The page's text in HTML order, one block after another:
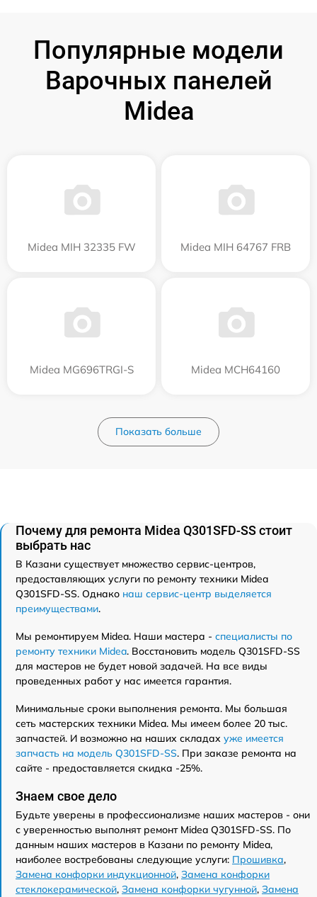
Популярные модели
Варочных панелей
Midea
Midea MIH 32335 FW Midea MIH 64767 FRB
Midea MG696TRGI-S Midea MCH64160
Показать больше
Почему для ремонта Midea Q301SFD-SS стоит
выбрать нас
В Казани существует множество сервис-центров,
предоставляющих услуги по ремонту техники Midea
Q301SFD-SS. Однако наш сервис-центр выделяется
преимуществами.
Мы ремонтируем Midea. Наши мастера - специалисты по
ремонту техники Midea. Восстановить модель Q301SFD-SS
для мастеров не будет новой задачей. На все виды
проведенных работ у нас имеется гарантия.
Минимальные сроки выполнения ремонта. Мы большая
сеть мастерских техники Midea. Мы имеем более 20 тыс.
запчастей. И возможно на наших складах уже имеется
запчасть на модель Q301SFD-SS. При заказе ремонта на
сайте - предоставляется скидка -25%.
Знаем свое дело
Будьте уверены в профессионализме наших мастеров - они
с уверенностью выполнят ремонт Midea Q301SFD-SS. По
данным наших мастеров в Казани по ремонту Midea,
наиболее востребованы следующие услуги: Прошивка,
Замена конфорки индукционной, Замена конфорки
стеклокерамической, Замена конфорки чугунной, Замена